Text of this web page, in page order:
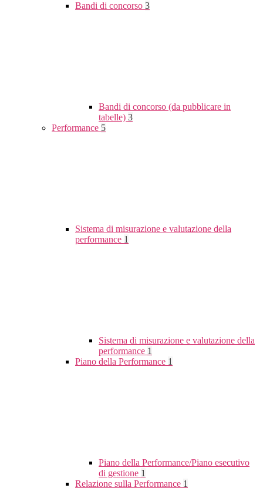
Bandi di concorso 3
Bandi di concorso (da pubblicare in
tabelle) 3
Performance 5
Sistema di misurazione e valutazione della
performance 1
Sistema di misurazione e valutazione della
performance 1
Piano della Performance 1
Piano della Performance/Piano esecutivo
di gestione 1
Relazione sulla Performance 1